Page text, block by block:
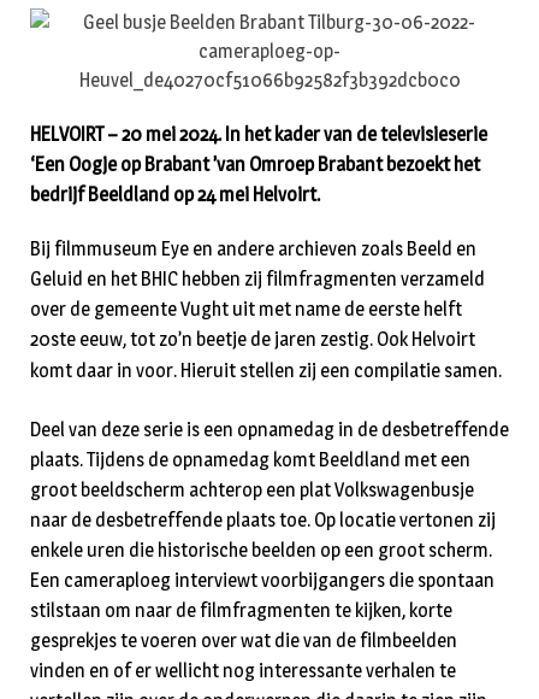
HELVOIRT – 20 mei 2024. In het kader van de televisieserie
‘Een Oogje op Brabant ’van Omroep Brabant bezoekt het
bedrijf Beeldland op 24 mei Helvoirt.
Bij filmmuseum Eye en andere archieven zoals Beeld en
Geluid en het BHIC hebben zij filmfragmenten verzameld
over de gemeente Vught uit met name de eerste helft
20ste eeuw, tot zo’n beetje de jaren zestig. Ook Helvoirt
komt daar in voor. Hieruit stellen zij een compilatie samen.
Deel van deze serie is een opnamedag in de desbetreffende
plaats. Tijdens de opnamedag komt Beeldland met een
groot beeldscherm achterop een plat Volkswagenbusje
naar de desbetreffende plaats toe. Op locatie vertonen zij
enkele uren die historische beelden op een groot scherm.
Een cameraploeg interviewt voorbijgangers die spontaan
stilstaan om naar de filmfragmenten te kijken, korte
gesprekjes te voeren over wat die van de filmbeelden
vinden en of er wellicht nog interessante verhalen te